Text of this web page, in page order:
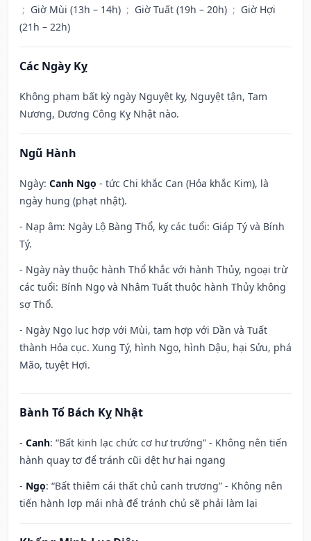
; Giờ Mùi (13h – 14h) ; Giờ Tuất (19h – 20h) ; Giờ Hợi
(21h – 22h)
Các Ngày Kỵ
Không phạm bất kỳ ngày Nguyệt kỵ, Nguyệt tận, Tam
Nương, Dương Công Kỵ Nhật nào.
Ngũ Hành
Ngày: Canh Ngọ - tức Chi khắc Can (Hỏa khắc Kim), là
ngày hung (phạt nhật).
- Nạp âm: Ngày Lộ Bàng Thổ, kỵ các tuổi: Giáp Tý và Bính
Tý.
- Ngày này thuộc hành Thổ khắc với hành Thủy, ngoại trừ
các tuổi: Bính Ngọ và Nhâm Tuất thuộc hành Thủy không
sợ Thổ.
- Ngày Ngọ lục hợp với Mùi, tam hợp với Dần và Tuất
thành Hỏa cục. Xung Tý, hình Ngọ, hình Dậu, hại Sửu, phá
Mão, tuyệt Hợi.
Bành Tổ Bách Kỵ Nhật
- Canh: “Bất kinh lạc chức cơ hư trướng” - Không nên tiến
hành quay tơ để tránh cũi dệt hư hại ngang
- Ngọ: “Bất thiêm cái thất chủ canh trương” - Không nên
tiến hành lợp mái nhà để tránh chủ sẽ phải làm lại